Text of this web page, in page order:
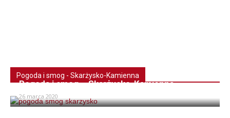
Pogoda i smog - Skarżysko-Kamienna
Pogoda i smog – Skarżysko-Kamienna
26 marca 2020